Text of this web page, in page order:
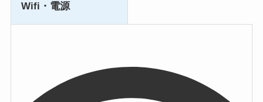
Wifi・電源